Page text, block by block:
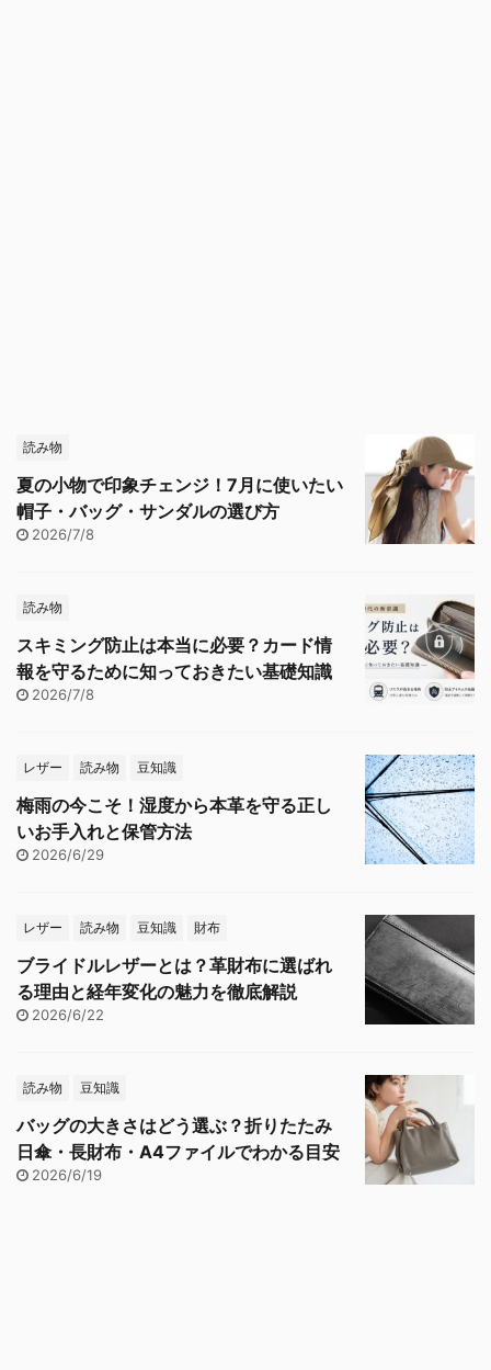
読み物
夏の小物で印象チェンジ！7月に使いたい
帽子・バッグ・サンダルの選び方
2026/7/8
読み物
スキミング防止は本当に必要？カード情
報を守るために知っておきたい基礎知識
2026/7/8
レザー 読み物 豆知識
梅雨の今こそ！湿度から本革を守る正し
いお手入れと保管方法
2026/6/29
レザー 読み物 豆知識 財布
ブライドルレザーとは？革財布に選ばれ
る理由と経年変化の魅力を徹底解説
2026/6/22
読み物 豆知識
バッグの大きさはどう選ぶ？折りたたみ
日傘・長財布・A4ファイルでわかる目安
2026/6/19